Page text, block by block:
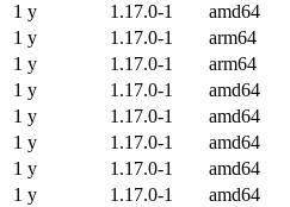
1 y
1.17.0-1 amd64
1 y
1.17.0-1 arm64
1 y
1.17.0-1 arm64
1 y
1.17.0-1 amd64
1 y
1.17.0-1 amd64
1 y
1.17.0-1 amd64
1 y
1.17.0-1 amd64
1 y
1.17.0-1 amd64